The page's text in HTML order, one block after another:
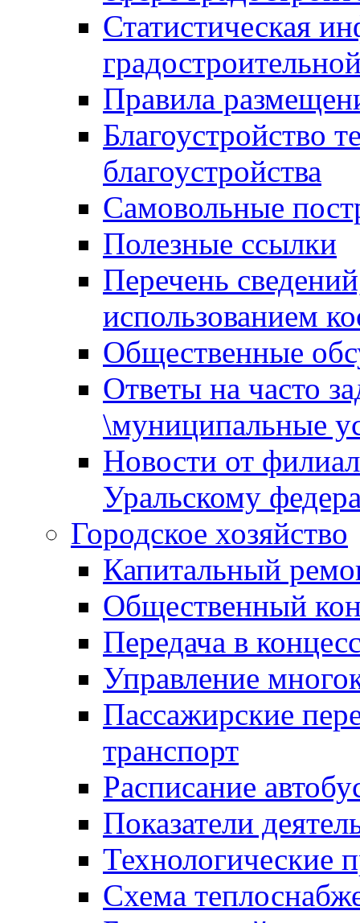
Статистическая
Правила
Благоустройство
благоустройства
Самовольные
Полезные ссылки
Перечень
использованием
Общественные
Ответы на часто
\муниципальные
Новости от
Уральскому
Городское хозяйство
Капитальный
Общественный
Передача в
Управление
Пассажирские
транспорт
Расписание
Показатели
Технологические
Схема